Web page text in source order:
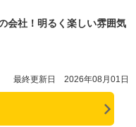
会社！明るく楽しい雰囲気
最終更新日 2026年08月01日